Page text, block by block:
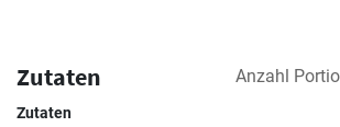
Zutaten Anzahl
Zutaten